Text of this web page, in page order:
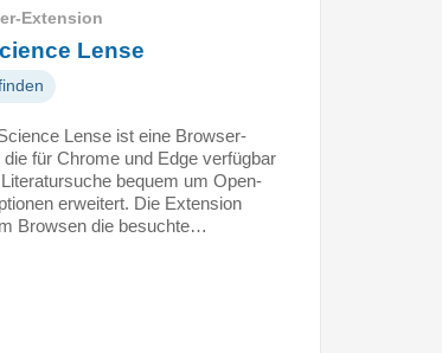
Extension
Lense
Lense ist eine Browser-
die für Chrome und Edge verfügbar
bequem um Open-
erweitert. Die Extension
Browsen die besuchte…